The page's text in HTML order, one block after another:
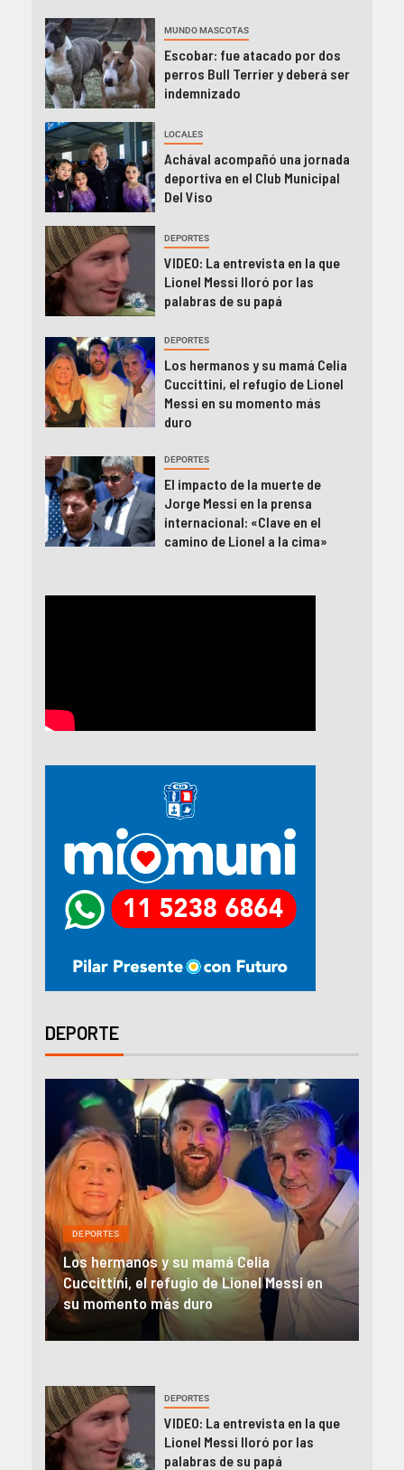
MUNDO MASCOTAS
Escobar: fue atacado por dos
perros Bull Terrier y deberá ser
indemnizado
LOCALES
Achával acompañó una jornada
deportiva en el Club Municipal
Del Viso
DEPORTES
VIDEO: La entrevista en la que
Lionel Messi lloró por las
palabras de su papá
DEPORTES
Los hermanos y su mamá Celia
Cuccittini, el refugio de Lionel
Messi en su momento más
duro
DEPORTES
El impacto de la muerte de
Jorge Messi en la prensa
internacional: «Clave en el
camino de Lionel a la cima»
DEPORTE
DEPORTES
El impacto de la muerte de Jorge Messi
en la prensa internacional: «Clave en el
camino de Lionel a la cima»
DEPORTES
VIDEO: La entrevista en la que
Lionel Messi lloró por las
palabras de su papá